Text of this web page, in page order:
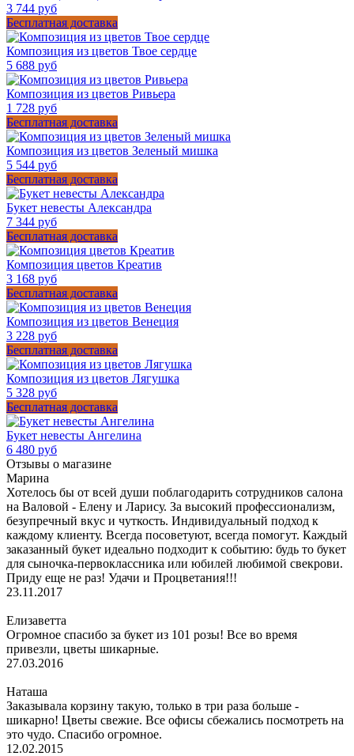
3 744 руб
Бесплатная доставка
Композиция из цветов Твое сердце
5 688 руб
Композиция из цветов Ривьера
1 728 руб
Бесплатная доставка
Композиция из цветов Зеленый мишка
5 544 руб
Бесплатная доставка
Букет невесты Александра
7 344 руб
Бесплатная доставка
Композиция цветов Креатив
3 168 руб
Бесплатная доставка
Композиция из цветов Венеция
3 228 руб
Бесплатная доставка
Композиция из цветов Лягушка
5 328 руб
Бесплатная доставка
Букет невесты Ангелина
6 480 руб
Отзывы о магазине
Марина
Хотелось бы от всей души поблагодарить сотрудников салона
на Валовой - Елену и Ларису. За высокий профессионализм,
безупречный вкус и чуткость. Индивидуальный подход к
каждому клиенту. Всегда посоветуют, всегда помогут. Каждый
заказанный букет идеально подходит к событию: будь то букет
для сыночка-первоклассника или юбилей любимой свекрови.
Приду еще не раз! Удачи и Процветания!!!
23.11.2017
Елизаветта
Огромное спасибо за букет из 101 розы! Все во время
привезли, цветы шикарные.
27.03.2016
Наташа
Заказывала корзину такую, только в три раза больше -
шикарно! Цветы свежие. Все офисы сбежались посмотреть на
это чудо. Спасибо огромное.
12.02.2015